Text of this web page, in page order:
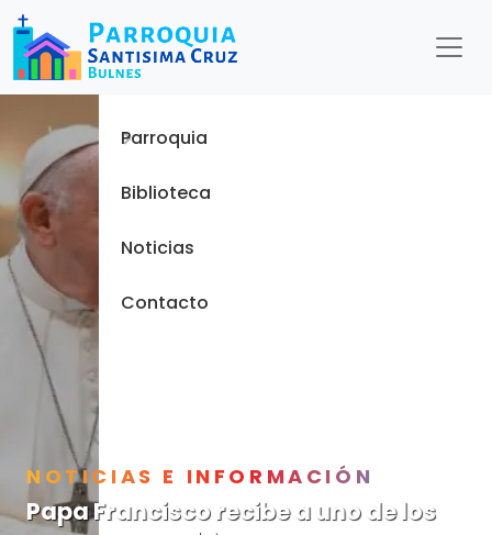
NOTICIAS E INFORMACIÓN
Papa Francisco recibe a uno de los
Menu
Inicio
Parroquia
Biblioteca
Noticias
Contacto